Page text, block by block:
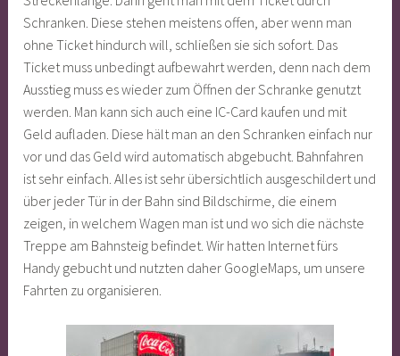
Schranken. Diese stehen meistens offen, aber wenn man
ohne Ticket hindurch will, schließen sie sich sofort. Das
Ticket muss unbedingt aufbewahrt werden, denn nach dem
Ausstieg muss es wieder zum Öffnen der Schranke genutzt
werden. Man kann sich auch eine IC-Card kaufen und mit
Geld aufladen. Diese hält man an den Schranken einfach nur
vor und das Geld wird automatisch abgebucht. Bahnfahren
ist sehr einfach. Alles ist sehr übersichtlich ausgeschildert und
über jeder Tür in der Bahn sind Bildschirme, die einem
zeigen, in welchem Wagen man ist und wo sich die nächste
Treppe am Bahnsteig befindet. Wir hatten Internet fürs
Handy gebucht und nutzten daher GoogleMaps, um unsere
Fahrten zu organisieren.